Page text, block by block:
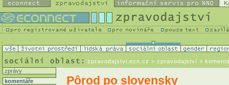
zpravodajstvi.ecn.cz > zpravodajství >
zprávy
komentáře
Pôrod po slovensky